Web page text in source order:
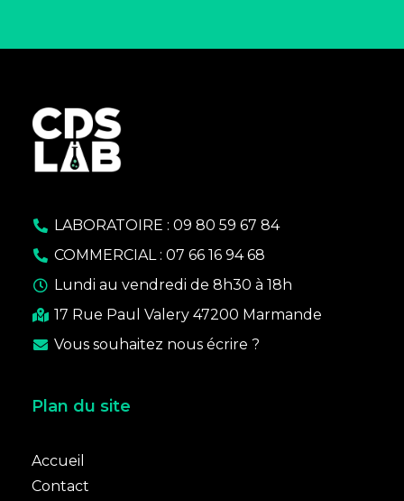
LABORATOIRE : 09 80 59 67 84
COMMERCIAL : 07 66 16 94 68
Lundi au vendredi de 8h30 à 18h
17 Rue Paul Valery 47200 Marmande
Vous souhaitez nous écrire ?
Plan du site
Accueil
Contact